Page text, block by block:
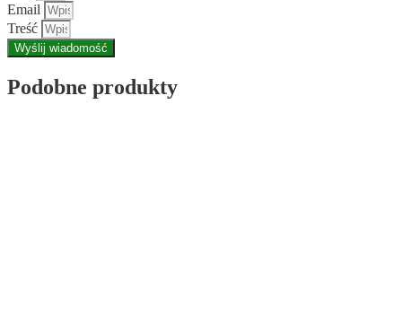
Email
Treść
Wyślij wiadomość
Podobne produkty